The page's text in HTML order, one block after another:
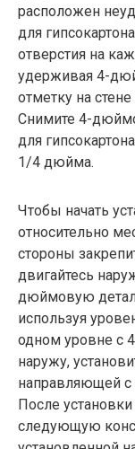
расположен
для
отверстия на
удерживая 4-
отметку на
Снимите 4-
для
1/4 дюйма.
Чтобы начать
относительно
стороны
двигайтесь
дюймовую
используя
одном уровне с
наружу,
направляющей
После
следующую